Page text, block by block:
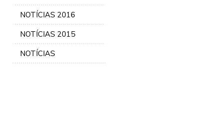
NOTÍCIAS 2016
NOTÍCIAS 2015
NOTÍCIAS